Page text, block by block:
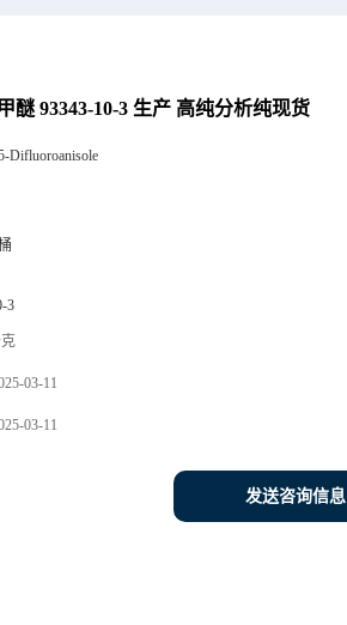
醚 93343-10-3 生产 高纯分析纯现货
Difluoroanisole
3
03-11
03-11
发送咨询信息